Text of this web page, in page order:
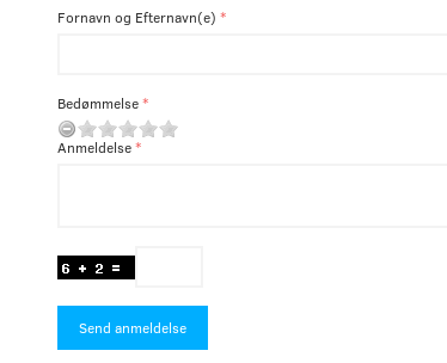
Fornavn og Efternavn(e)
Bedømmelse
Anmeldelse
Send anmeldelse